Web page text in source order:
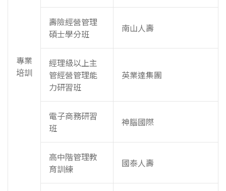
專業
培訓
壽險經營管理
碩士學分班
南山人壽
經理級以上主
管經營管理能
力研習班
英業達集團
電子商務研習
班
神腦國際
高中階管理教
育訓練
國泰人壽